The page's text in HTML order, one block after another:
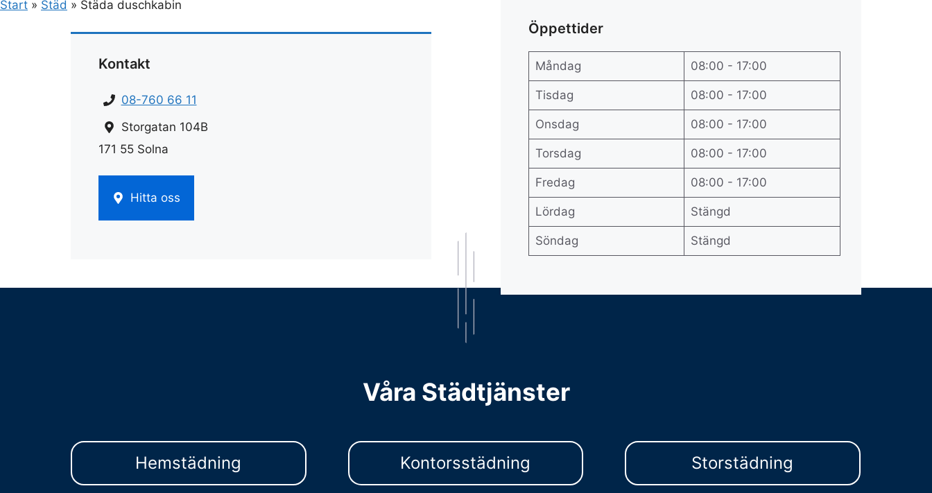
Start » Städ » Städa duschkabin
Kontakt
08-760 66 11
Storgatan 104B
171 55 Solna
Hitta oss
Öppettider
Måndag 08:00 - 17:00
Tisdag 08:00 - 17:00
Onsdag 08:00 - 17:00
Torsdag 08:00 - 17:00
Fredag 08:00 - 17:00
Lördag Stängd
Söndag Stängd
Våra Städtjänster
Hemstädning Kontorsstädning Storstädning